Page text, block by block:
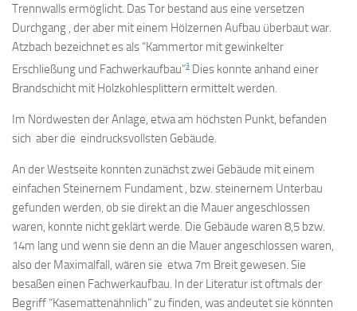
Trennwalls ermöglicht. Das Tor bestand aus eine versetzen
Durchgang , der aber mit einem Hölzernen Aufbau überbaut war.
Atzbach bezeichnet es als “Kammertor mit gewinkelter
Erschließung und Fachwerkaufbau”3 Dies konnte anhand einer
Brandschicht mit Holzkohlesplittern ermittelt werden.
Im Nordwesten der Anlage, etwa am höchsten Punkt, befanden
sich aber die eindrucksvollsten Gebäude.
An der Westseite konnten zunächst zwei Gebäude mit einem
einfachen Steinernem Fundament , bzw. steinernem Unterbau
gefunden werden, ob sie direkt an die Mauer angeschlossen
waren, konnte nicht geklärt werde. Die Gebäude waren 8,5 bzw.
14m lang und wenn sie denn an die Mauer angeschlossen waren,
also der Maximalfall, wären sie etwa 7m Breit gewesen. Sie
besaßen einen Fachwerkaufbau. In der Literatur ist oftmals der
Begriff “Kasemattenähnlich” zu finden, was andeutet sie könnten